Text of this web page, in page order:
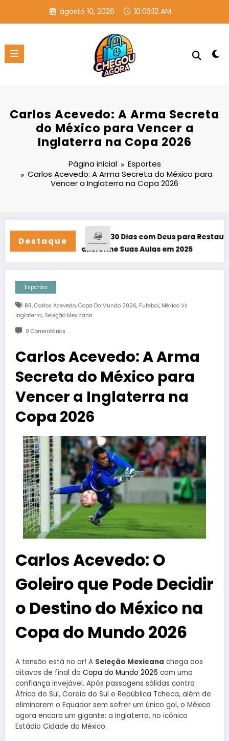
o
agosto 10, 2026 10:03:12 AM
Carlos Acevedo: A Arma Secreta
do México para Vencer a
Inglaterra na Copa 2026
Página inicial
Esportes
Carlos Acevedo: A Arma Secreta do México para
Vencer a Inglaterra na Copa 2026
Destaque
7!– Transforme Suas Aulas em 2025
30 Dias com Deus para Restaurar Seu
Esportes
BR, Carlos Acevedo, Copa Do Mundo 2026, Futebol, México Vs
Inglaterra, Seleção Mexicana
0 Comentários
Carlos Acevedo: A Arma
Secreta do México para
Vencer a Inglaterra na
Copa 2026
Carlos Acevedo: O
Goleiro que Pode Decidir
o Destino do México na
Copa do Mundo 2026
A tensão está no ar! A Seleção Mexicana chega aos
oitavos de final da Copa do Mundo 2026 com uma
confiança invejável. Após passagens sólidas contra
África do Sul, Coreia do Sul e República Tcheca, além de
eliminarem o Equador sem sofrer um único gol, o México
agora encara um gigante: a Inglaterra, no icônico
Estádio Cidade do México.